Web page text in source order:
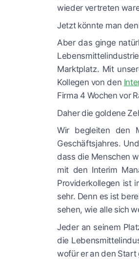
wieder vertreten
Jetzt könnte man
Aber das ginge
Marktplatz. Mit
Kollegen von den
Firma 4 Wochen vor
Daher die goldene
Wir begleiten den
Geschäftsjahres.
dass die Menschen
mit den Interim
Providerkollegen ist
sehr. Denn es ist
sehen, wie alle sich
Jeder an seinem
die
wofür er an den